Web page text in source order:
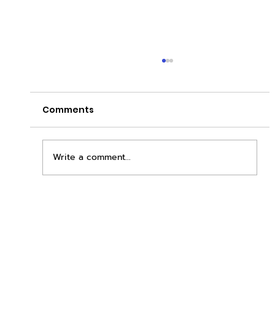
Comments
Write a comment...